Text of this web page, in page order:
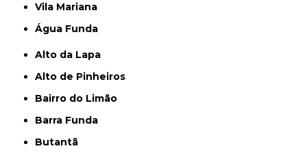
Vila Mariana
Água Funda
Alto da Lapa
Alto de Pinheiros
Bairro do Limão
Barra Funda
Butantã